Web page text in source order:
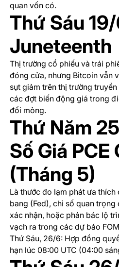
quan vốn có.
Thứ Sáu
Juneteenth
Thị trường cổ phiếu và trái
đóng cửa, nhưng Bitcoin vẫn
sụt giảm trên thị trường
các đợt biến động giá trong
đối mỏng.
Thứ Năm
Số Giá PCE
(Tháng 5)
Là thước đo lạm phát ưa thích
bang (Fed), chỉ số quan
xác nhận, hoặc phản bác lộ
vạch ra trong các dự báo
Thứ Sáu, 26/6: Hợp đồng
hạn lúc 08:00 UTC (04:00